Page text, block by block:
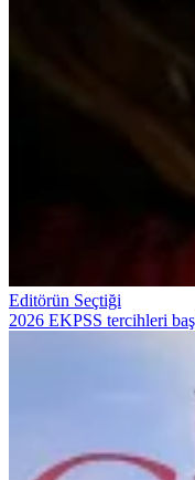
Editörün Seçtiği
2026 EKPSS tercihleri